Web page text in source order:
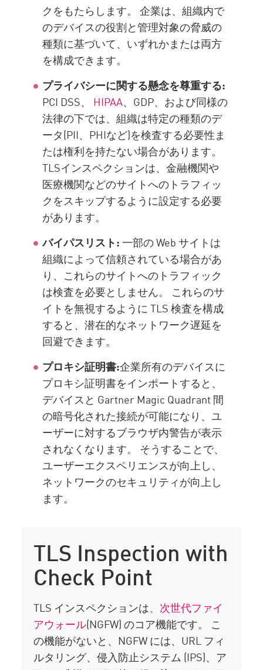
クをもたらします。 企業は、組織内で
のデバイスの役割と管理対象の脅威の
種類に基づいて、いずれかまたは両方
を構成できます。
プライバシーに関する懸念を尊重する:
PCI DSS、 HIPAA、GDP、および同様の
法律の下では、組織は特定の種類のデ
ータ(PII、PHIなど)を検査する必要性ま
たは権利を持たない場合があります。
TLSインスペクションは、金融機関や
医療機関などのサイトへのトラフィッ
クをスキップするように設定する必要
があります。
バイパスリスト:一部の Web サイトは
組織によって信頼されている場合があ
り、これらのサイトへのトラフィック
は検査を必要としません。 これらのサ
イトを無視するように TLS 検査を構成
すると、潜在的なネットワーク遅延を
回避できます。
プロキシ証明書:企業所有のデバイスに
プロキシ証明書をインポートすると、
デバイスと Gartner Magic Quadrant 間
の暗号化された接続が可能になり、ユ
ーザーに対するブラウザ内警告が表示
されなくなります。 そうすることで、
ユーザーエクスペリエンスが向上し、
ネットワークのセキュリティが向上し
ます。
TLS Inspection with
Check Point
TLS インスペクションは、次世代ファイ
アウォール(NGFW) のコア機能です。 こ
の機能がないと、NGFW には、URL フィ
ルタリング、侵入防止システム (IPS)、ア